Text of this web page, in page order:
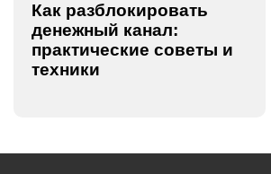
Как разблокировать
денежный канал:
практические советы и
техники